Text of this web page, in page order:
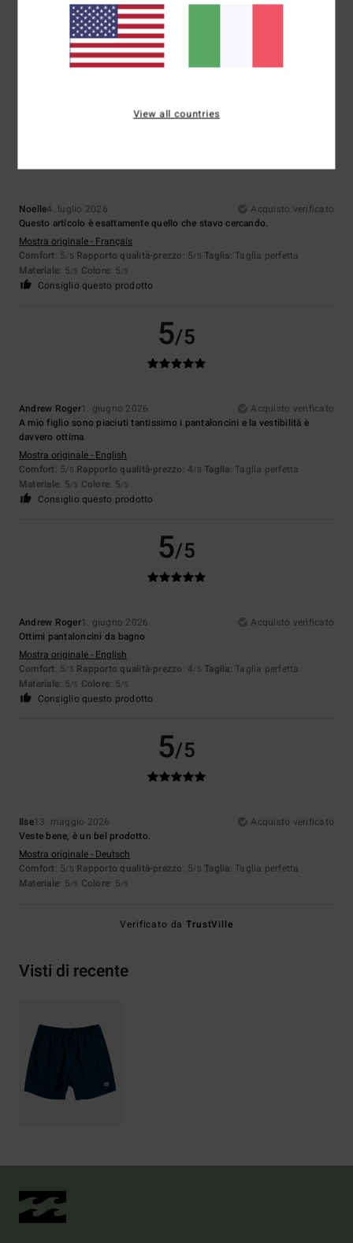
Colore
5
Noelle4. luglio 2026
Acquisto verificato
Questo articolo è esattamente quello che stavo cercando.
Mostra originale - Français
Comfort: 5/5 Rapporto qualità-prezzo: 5/5 Taglia: Taglia perfetta
Materiale: 5/5 Colore: 5/5
Consiglio questo prodotto
5/5
Andrew Roger1. giugno 2026
Acquisto verificato
A mio figlio sono piaciuti tantissimo i pantaloncini e la vestibilità è
davvero ottima
Mostra originale - English
Comfort: 5/5 Rapporto qualità-prezzo: 4/5 Taglia: Taglia perfetta
Materiale: 5/5 Colore: 5/5
Consiglio questo prodotto
5/5
Andrew Roger1. giugno 2026
Acquisto verificato
Ottimi pantaloncini da bagno
Mostra originale - English
Comfort: 5/5 Rapporto qualità-prezzo: 4/5 Taglia: Taglia perfetta
Materiale: 5/5 Colore: 5/5
Consiglio questo prodotto
5/5
Ilse13. maggio 2026
Acquisto verificato
Veste bene, è un bel prodotto.
Mostra originale - Deutsch
Comfort: 5/5 Rapporto qualità-prezzo: 5/5 Taglia: Taglia perfetta
Materiale: 5/5 Colore: 5/5
Verificato daTrustVille
Visti di recente
View all countries